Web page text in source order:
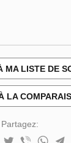
MA LISTE DE
LA
Partagez: